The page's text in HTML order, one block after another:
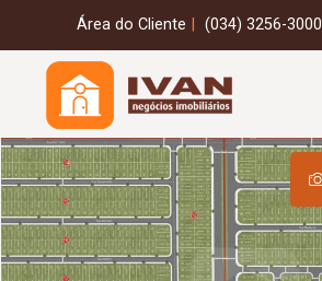
Área do Cliente (034) 3256-3000